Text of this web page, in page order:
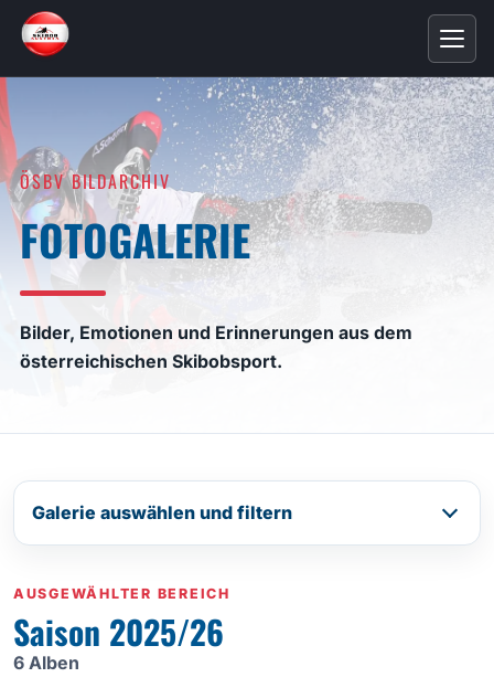
ÖSBV BILDARCHIV
FOTOGALERIE
Bilder, Emotionen und Erinnerungen aus dem
österreichischen Skibobsport.
Galerie auswählen und filtern
AUSGEWÄHLTER BEREICH
Saison 2025/26
6 Alben